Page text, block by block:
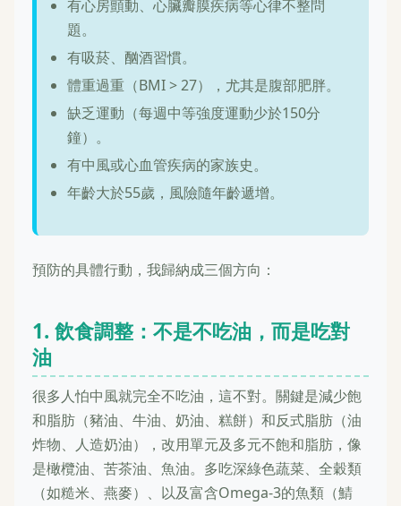
有心房顫動、心臟瓣膜疾病等心律不整問
題。
有吸菸、酗酒習慣。
體重過重（BMI > 27），尤其是腹部肥胖。
缺乏運動（每週中等強度運動少於150分
鐘）。
有中風或心血管疾病的家族史。
年齡大於55歲，風險隨年齡遞增。
預防的具體行動，我歸納成三個方向：
1. 飲食調整：不是不吃油，而是吃對
油
很多人怕中風就完全不吃油，這不對。關鍵是減少飽
和脂肪（豬油、牛油、奶油、糕餅）和反式脂肪（油
炸物、人造奶油），改用單元及多元不飽和脂肪，像
是橄欖油、苦茶油、魚油。多吃深綠色蔬菜、全穀類
（如糙米、燕麥）、以及富含Omega-3的魚類（鯖